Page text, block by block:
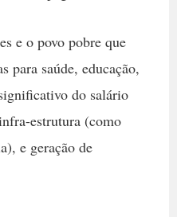
e o povo pobre que
para saúde, educação,
do salário
estrutura (como
e geração de